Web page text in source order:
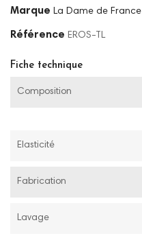
Marque La Dame de France
Référence EROS-TL
Fiche technique
Composition
Elasticité
Fabrication
Lavage